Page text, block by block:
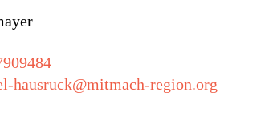
hausruck@mitmach-region.org